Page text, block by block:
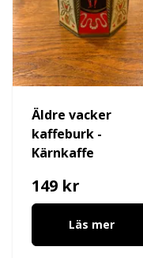
Äldre vacker
kaffeburk -
Kärnkaffe
149 kr
Läs mer